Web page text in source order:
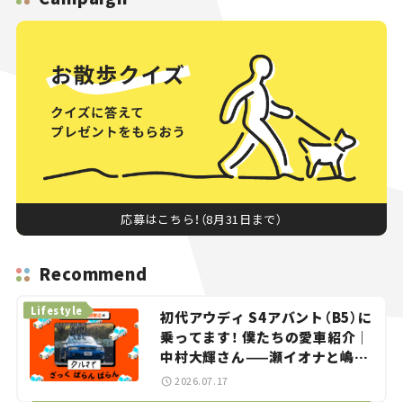
応募はこちら！（8月31日まで）
Recommend
初代アウディ S4アバント（B5）に
乗ってます！ 僕たちの愛車紹介｜
中村大輝さん——瀬イオナと嶋田
智之の「クルマでざっくばらんば
らん！」＃20
Lifestyle
2026.07.17